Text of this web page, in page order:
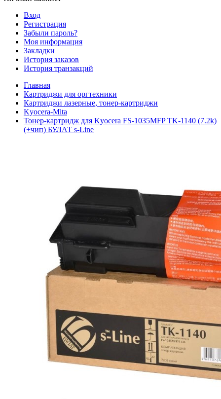
Вход
Регистрация
Забыли пароль?
Моя информация
Закладки
История заказов
История транзакций
Главная
Картриджи для оргтехники
Картриджи лазерные, тонер-картриджи
Kyocera-Mita
Тонер-картридж для Kyocera FS-1035MFP TK-1140 (7.2k)
(+чип) БУЛАТ s-Line